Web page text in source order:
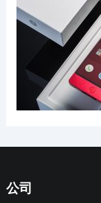
公司